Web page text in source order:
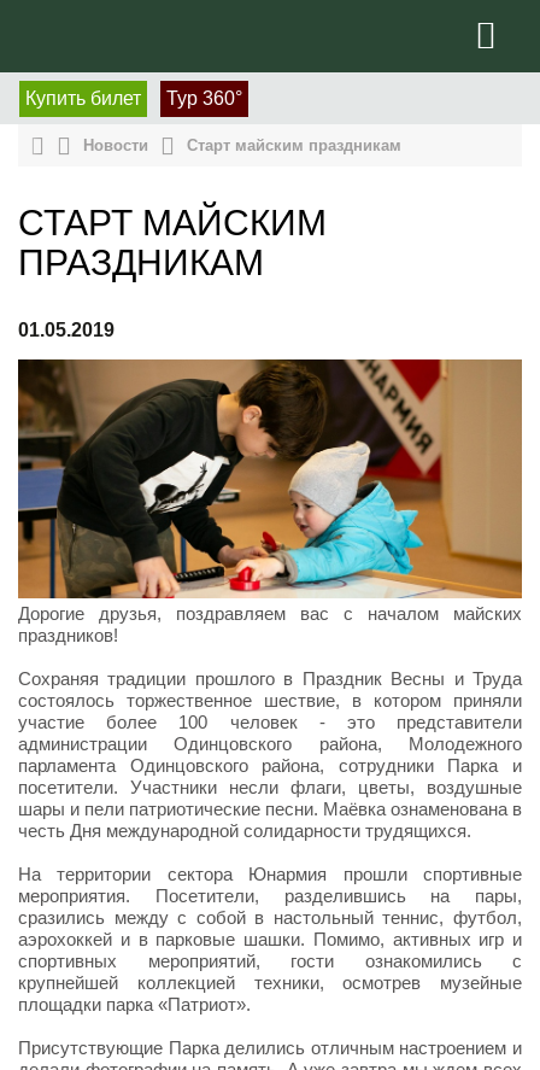
Купить билет Тур 360°
Новости Старт майским праздникам
СТАРТ МАЙСКИМ
ПРАЗДНИКАМ
01.05.2019
Дорогие друзья, поздравляем вас с началом майских
праздников!
Сохраняя традиции прошлого в Праздник Весны и Труда
состоялось торжественное шествие, в котором приняли
участие более 100 человек - это представители
администрации Одинцовского района, Молодежного
парламента Одинцовского района, сотрудники Парка и
посетители. Участники несли флаги, цветы, воздушные
шары и пели патриотические песни. Маёвка ознаменована в
честь Дня международной солидарности трудящихся.
На территории сектора Юнармия прошли спортивные
мероприятия. Посетители, разделившись на пары,
сразились между с собой в настольный теннис, футбол,
аэрохоккей и в парковые шашки. Помимо, активных игр и
спортивных мероприятий, гости ознакомились с
крупнейшей коллекцией техники, осмотрев музейные
площадки парка «Патриот».
Присутствующие Парка делились отличным настроением и